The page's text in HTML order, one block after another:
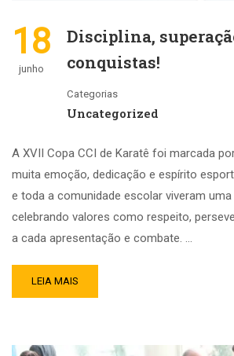
18
junho
Disciplina,
conquistas!
Categorias
Uncategorized
A XVII Copa CCI de Karatê foi marcada
muita emoção, dedicação e espírito
e toda a comunidade escolar viveram
celebrando valores como respeito,
a cada apresentação e combate. …
LEIA MAIS